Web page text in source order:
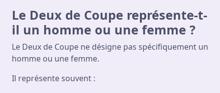
Le Deux de Coupe représente-t-
il un homme ou une femme ?
Le Deux de Coupe ne désigne pas spécifiquement un
homme ou une femme.
Il représente souvent :